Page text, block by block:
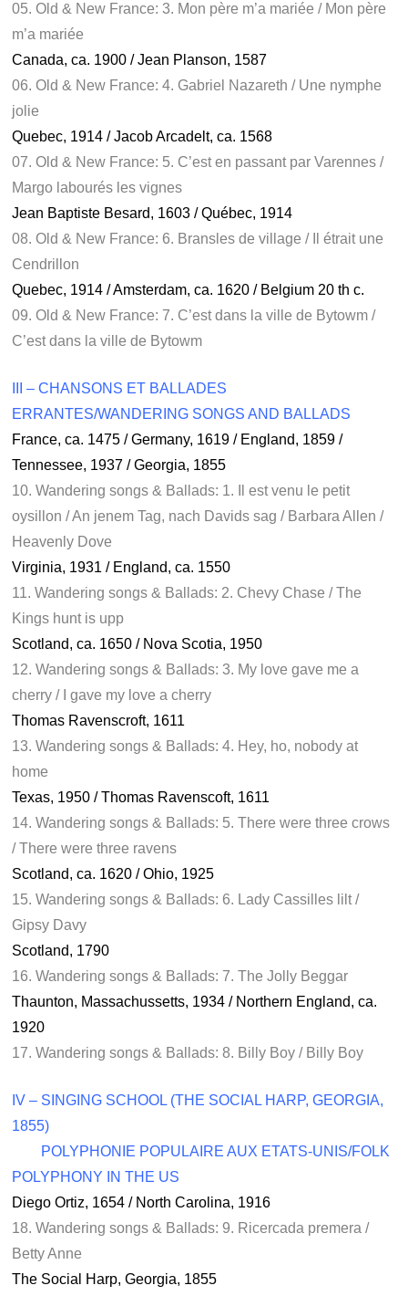
05. Old & New France: 3. Mon père m’a mariée / Mon père
m’a mariée
Canada, ca. 1900 / Jean Planson, 1587
06. Old & New France: 4. Gabriel Nazareth / Une nymphe
jolie
Quebec, 1914 / Jacob Arcadelt, ca. 1568
07. Old & New France: 5. C’est en passant par Varennes /
Margo labourés les vignes
Jean Baptiste Besard, 1603 / Québec, 1914
08. Old & New France: 6. Bransles de village / Il étrait une
Cendrillon
Quebec, 1914 / Amsterdam, ca. 1620 / Belgium 20 th c.
09. Old & New France: 7. C’est dans la ville de Bytowm /
C’est dans la ville de Bytowm
III – CHANSONS ET BALLADES
ERRANTES/WANDERING SONGS AND BALLADS
France, ca. 1475 / Germany, 1619 / England, 1859 /
Tennessee, 1937 / Georgia, 1855
10. Wandering songs & Ballads: 1. Il est venu le petit
oysillon / An jenem Tag, nach Davids sag / Barbara Allen /
Heavenly Dove
Virginia, 1931 / England, ca. 1550
11. Wandering songs & Ballads: 2. Chevy Chase / The
Kings hunt is upp
Scotland, ca. 1650 / Nova Scotia, 1950
12. Wandering songs & Ballads: 3. My love gave me a
cherry / I gave my love a cherry
Thomas Ravenscroft, 1611
13. Wandering songs & Ballads: 4. Hey, ho, nobody at
home
Texas, 1950 / Thomas Ravenscoft, 1611
14. Wandering songs & Ballads: 5. There were three crows
/ There were three ravens
Scotland, ca. 1620 / Ohio, 1925
15. Wandering songs & Ballads: 6. Lady Cassilles lilt /
Gipsy Davy
Scotland, 1790
16. Wandering songs & Ballads: 7. The Jolly Beggar
Thaunton, Massachussetts, 1934 / Northern England, ca.
1920
17. Wandering songs & Ballads: 8. Billy Boy / Billy Boy
IV – SINGING SCHOOL (THE SOCIAL HARP, GEORGIA,
1855)
POLYPHONIE POPULAIRE AUX ETATS-UNIS/FOLK
POLYPHONY IN THE US
Diego Ortiz, 1654 / North Carolina, 1916
18. Wandering songs & Ballads: 9. Ricercada premera /
Betty Anne
The Social Harp, Georgia, 1855